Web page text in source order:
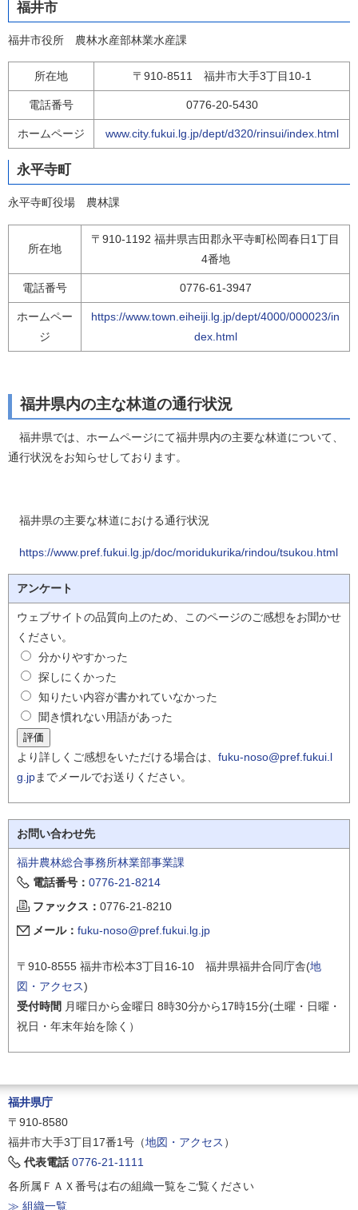
福井市
福井市役所 農林水産部林業水産課
所在地 〒910-8511 福井市大手3丁目10-1
電話番号 0776-20-5430
ホームページ www.city.fukui.lg.jp/dept/d320/rinsui/index.html
永平寺町
永平寺町役場 農林課
所在地
〒910-1192 福井県吉田郡永平寺町松岡春日1丁目
4番地
電話番号 0776-61-3947
ホームペー
ジ
https://www.town.eiheiji.lg.jp/dept/4000/000023/in
dex.html
福井県内の主な林道の通行状況
福井県では、ホームページにて福井県内の主要な林道について、
通行状況をお知らせしております。
福井県の主要な林道における通行状況
https://www.pref.fukui.lg.jp/doc/moridukurika/rindou/tsukou.html
アンケート
ウェブサイトの品質向上のため、このページのご感想をお聞かせ
ください。
分かりやすかった
探しにくかった
知りたい内容が書かれていなかった
聞き慣れない用語があった
より詳しくご感想をいただける場合は、 fuku-noso@pref.fukui.l
g.jpまでメールでお送りください。
お問い合わせ先
福井農林総合事務所林業部事業課
電話番号： 0776-21-8214
ファックス： 0776-21-8210
メール： fuku-noso@pref.fukui.lg.jp
〒910-8555 福井市松本3丁目16-10 福井県福井合同庁舎(地
図・アクセス)
受付時間 月曜日から金曜日 8時30分から17時15分(土曜・日曜・
祝日・年末年始を除く）
福井県庁
〒910-8580
福井市大手3丁目17番1号（地図・アクセス ）
代表電話 0776-21-1111
各所属ＦＡＸ番号は右の組織一覧をご覧ください
≫ 組織一覧